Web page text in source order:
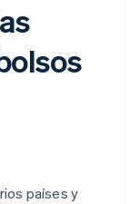
países y